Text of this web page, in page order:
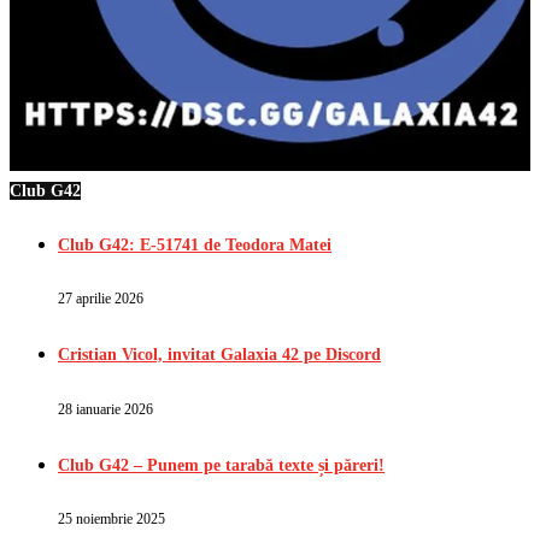
Club G42
Club G42: E-51741 de Teodora Matei
27 aprilie 2026
Cristian Vicol, invitat Galaxia 42 pe Discord
28 ianuarie 2026
Club G42 – Punem pe tarabă texte și păreri!
25 noiembrie 2025